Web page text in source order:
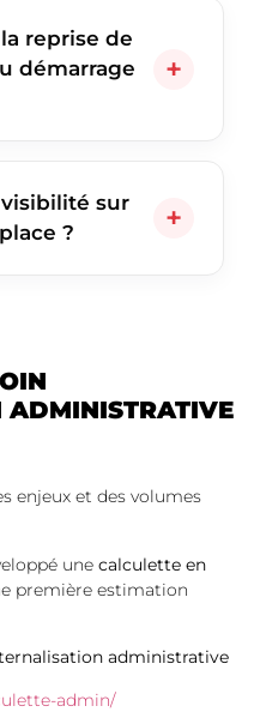
reprise de
démarrage
sur
?
ADMINISTRATIVE
enjeux et des volumes
une calculette en
première estimation
administrative
admin/